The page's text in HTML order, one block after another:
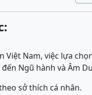
Việt Nam, việc lựa
Ngũ hành và Âm
sở thích cá nhân.